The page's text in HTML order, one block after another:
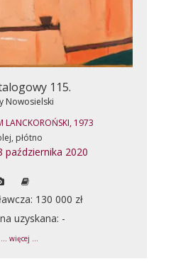
115.
Nowosielski
LANCKOROŃSKI, 1973
płótno
października 2020
130 000 zł
uzyskana: -
... więcej ...